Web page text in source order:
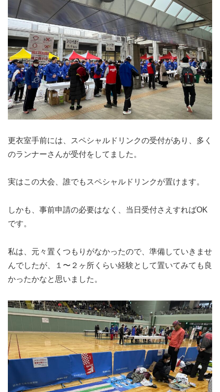
更衣室手前には、スペシャルドリンクの受付があり、多く
のランナーさんが受付をしてました。
実はこの大会、誰でもスペシャルドリンクが置けます。
しかも、事前申請の必要はなく、当日受付さえすればOK
です。
私は、元々置くつもりがなかったので、準備していきませ
んでしたが、１〜２ヶ所くらい経験として置いてみても良
かったかなと思いました。